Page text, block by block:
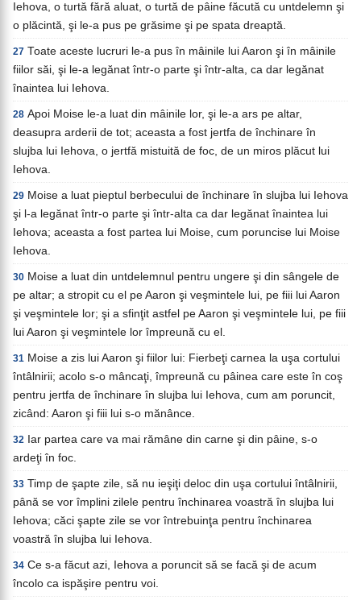
Iehova, o turtă fără aluat, o turtă de pâine făcută cu untdelemn şi
o plăcintă, şi le-a pus pe grăsime şi pe spata dreaptă.
27 Toate aceste lucruri le-a pus în mâinile lui Aaron şi în mâinile
fiilor săi, şi le-a legănat într-o parte şi într-alta, ca dar legănat
înaintea lui Iehova.
28 Apoi Moise le-a luat din mâinile lor, şi le-a ars pe altar,
deasupra arderii de tot; aceasta a fost jertfa de închinare în
slujba lui Iehova, o jertfă mistuită de foc, de un miros plăcut lui
Iehova.
29 Moise a luat pieptul berbecului de închinare în slujba lui Iehova
şi l-a legănat într-o parte şi într-alta ca dar legănat înaintea lui
Iehova; aceasta a fost partea lui Moise, cum poruncise lui Moise
Iehova.
30 Moise a luat din untdelemnul pentru ungere şi din sângele de
pe altar; a stropit cu el pe Aaron şi veşmintele lui, pe fiii lui Aaron
şi veşmintele lor; şi a sfinţit astfel pe Aaron şi veşmintele lui, pe fiii
lui Aaron şi veşmintele lor împreună cu el.
31 Moise a zis lui Aaron şi fiilor lui: Fierbeţi carnea la uşa cortului
întâlnirii; acolo s-o mâncaţi, împreună cu pâinea care este în coş
pentru jertfa de închinare în slujba lui Iehova, cum am poruncit,
zicând: Aaron şi fiii lui s-o mănânce.
32 Iar partea care va mai rămâne din carne şi din pâine, s-o
ardeţi în foc.
33 Timp de şapte zile, să nu ieşiţi deloc din uşa cortului întâlnirii,
până se vor împlini zilele pentru închinarea voastră în slujba lui
Iehova; căci şapte zile se vor întrebuinţa pentru închinarea
voastră în slujba lui Iehova.
34 Ce s-a făcut azi, Iehova a poruncit să se facă şi de acum
încolo ca ispăşire pentru voi.